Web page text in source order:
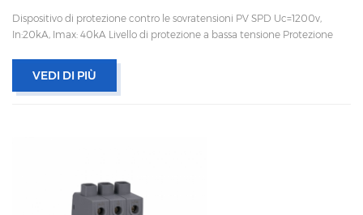
Dispositivo di protezione contro le sovratensioni PV SPD Uc=1200v,
In:20kA, Imax: 40kA Livello di protezione a bassa tensione Protezione
OEM/ODM accettabile
VEDI DI PIÙ